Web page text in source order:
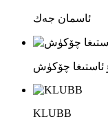
ئاسمان جەك
ئاستىغا چۆكۈش
KLUBB